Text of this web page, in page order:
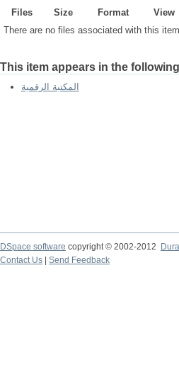
Files Size Format
View
There are no files associated with this
This item appears in the
المكتبة الرقمية
DSpace software copyright © 2002-2012
Contact Us
Send Feedback